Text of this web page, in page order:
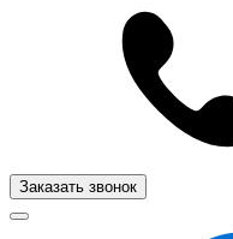
Заказать звонок